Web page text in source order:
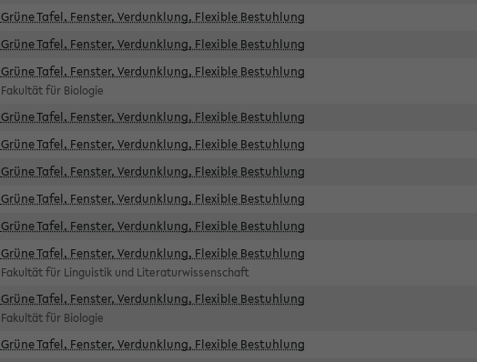
Grüne Tafel, Fenster, Verdunklung, Flexible Bestuhlung
Grüne Tafel, Fenster, Verdunklung, Flexible Bestuhlung
Grüne Tafel, Fenster, Verdunklung, Flexible Bestuhlung
Fakultät für Biologie
Grüne Tafel, Fenster, Verdunklung, Flexible Bestuhlung
Grüne Tafel, Fenster, Verdunklung, Flexible Bestuhlung
Grüne Tafel, Fenster, Verdunklung, Flexible Bestuhlung
Grüne Tafel, Fenster, Verdunklung, Flexible Bestuhlung
Grüne Tafel, Fenster, Verdunklung, Flexible Bestuhlung
Grüne Tafel, Fenster, Verdunklung, Flexible Bestuhlung
Fakultät für Linguistik und Literaturwissenschaft
Grüne Tafel, Fenster, Verdunklung, Flexible Bestuhlung
Fakultät für Biologie
Grüne Tafel, Fenster, Verdunklung, Flexible Bestuhlung